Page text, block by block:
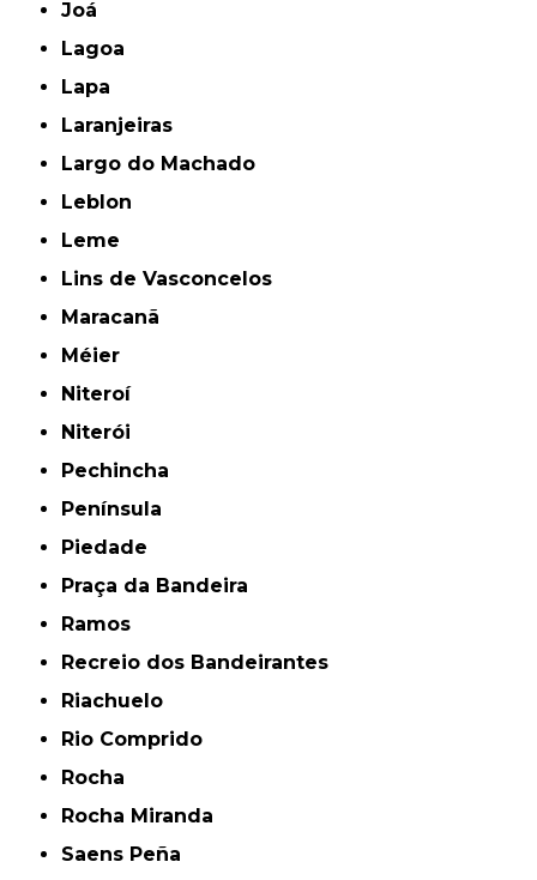
Joá
Lagoa
Lapa
Laranjeiras
Largo do Machado
Leblon
Leme
Lins de Vasconcelos
Maracanã
Méier
Niteroí
Niterói
Pechincha
Península
Piedade
Praça da Bandeira
Ramos
Recreio dos Bandeirantes
Riachuelo
Rio Comprido
Rocha
Rocha Miranda
Saens Peña